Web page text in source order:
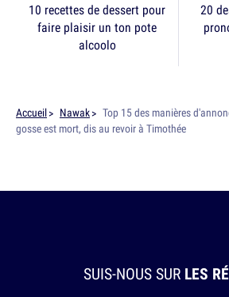
10 recettes de dessert pour
faire plaisir un ton pote
alcoolo
20
Accueil Nawak
Top 15 des manières
gosse est mort, dis au revoir à Timothée
SUIS-NOUS SUR LES